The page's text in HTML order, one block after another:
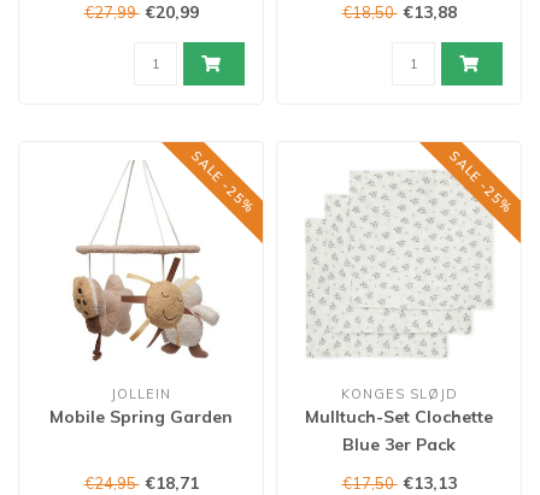
€27,99 €20,99 €18,50 €13,88
SALE -25%
JOLLEIN
Mobile Spring Garden
€24,95 €18,71
SALE -25%
KONGES SLØJD
Mulltuch-Set Clochette
Blue 3er Pack
€17,50 €13,13